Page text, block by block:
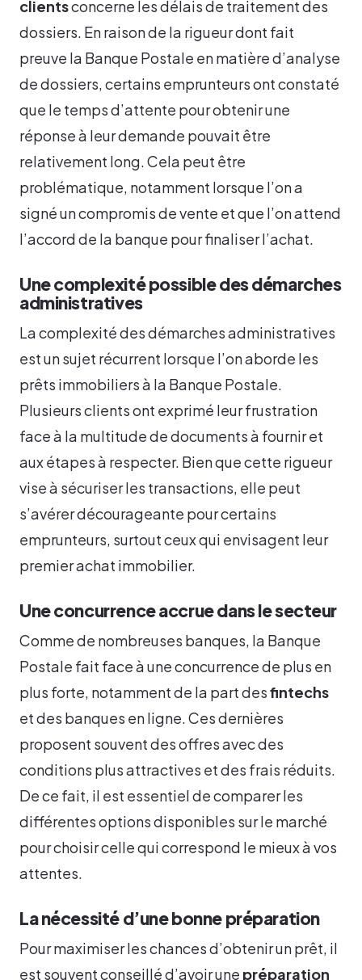
clientsconcerne les délais de traitement des
dossiers. En raison de la rigueur dont fait
preuve la Banque Postale en matière d’analyse
de dossiers, certains emprunteurs ont constaté
que le temps d’attente pour obtenir une
réponse à leur demande pouvait être
relativement long. Cela peut être
problématique, notamment lorsque l’on a
signé un compromis de vente et que l’on attend
l’accord de la banque pour finaliser l’achat.
Une complexité possible des démarches
administratives
La complexité des démarches administratives
est un sujet récurrent lorsque l’on aborde les
prêts immobiliers à la Banque Postale.
Plusieurs clients ont exprimé leur frustration
face à la multitude de documents à fournir et
aux étapes à respecter. Bien que cette rigueur
vise à sécuriser les transactions, elle peut
s’avérer décourageante pour certains
emprunteurs, surtout ceux qui envisagent leur
premier achat immobilier.
Une concurrence accrue dans le secteur
Comme de nombreuses banques, la Banque
Postale fait face à une concurrence de plus en
plus forte, notamment de la part desfintechs
et des banques en ligne. Ces dernières
proposent souvent des offres avec des
conditions plus attractives et des frais réduits.
De ce fait, il est essentiel de comparer les
différentes options disponibles sur le marché
pour choisir celle qui correspond le mieux à vos
attentes.
La nécessité d’une bonne préparation
Pour maximiser les chances d’obtenir un prêt, il
est souvent conseillé d’avoir une préparation